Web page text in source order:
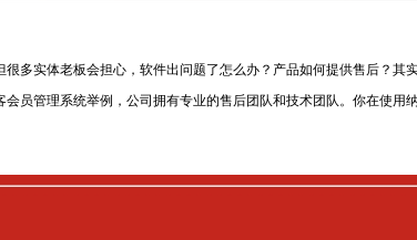
实体老板会担心，软件出问题了怎么办？产品如何提供售后？其实
管理系统举例，公司拥有专业的售后团队和技术团队。你在使用